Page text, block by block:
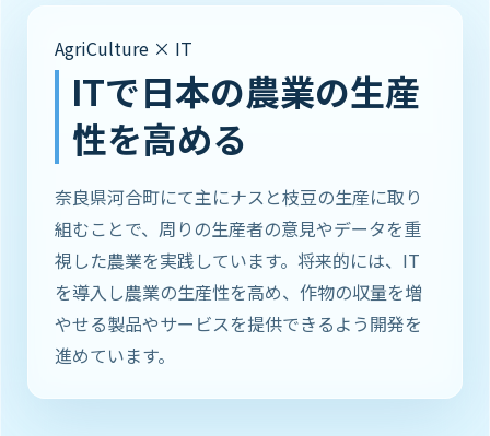
AgriCulture × IT
ITで日本の農業の生産
性を高める
奈良県河合町にて主にナスと枝豆の生産に取り
組むことで、周りの生産者の意見やデータを重
視した農業を実践しています。将来的には、IT
を導入し農業の生産性を高め、作物の収量を増
やせる製品やサービスを提供できるよう開発を
進めています。